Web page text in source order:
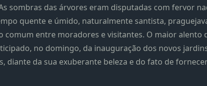
sombras das árvores eram disputadas com fervor
quente e úmido, naturalmente santista,
comum entre moradores e visitantes. O maior alento
no domingo, da inauguração dos novos
diante da sua exuberante beleza e do fato de